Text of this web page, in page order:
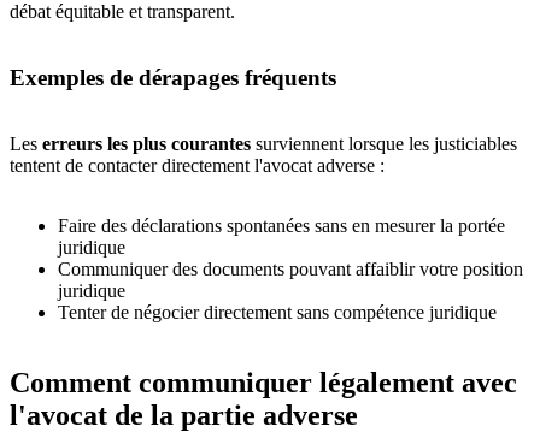
débat équitable et transparent.
Exemples de dérapages fréquents
Les erreurs les plus courantes surviennent lorsque les justiciables
tentent de contacter directement l'avocat adverse :
Faire des déclarations spontanées sans en mesurer la portée
juridique
Communiquer des documents pouvant affaiblir votre position
juridique
Tenter de négocier directement sans compétence juridique
Comment communiquer légalement avec
l'avocat de la partie adverse